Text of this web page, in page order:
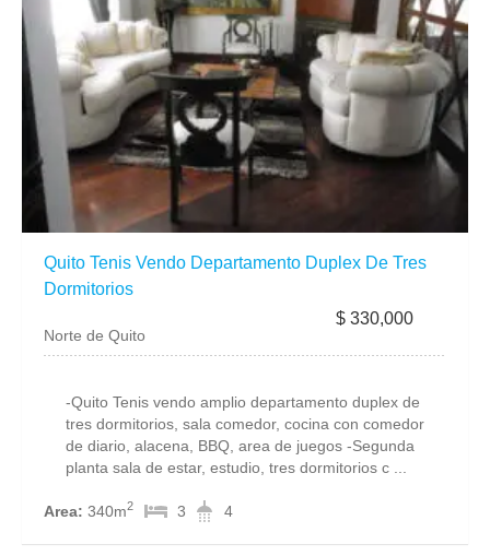
Quito Tenis Vendo Departamento Duplex De Tres
Dormitorios
$ 330,000
Norte de Quito
-Quito Tenis vendo amplio departamento duplex de
tres dormitorios, sala comedor, cocina con comedor
de diario, alacena, BBQ, area de juegos -Segunda
planta sala de estar, estudio, tres dormitorios c ...
Area: 340m2 3 4